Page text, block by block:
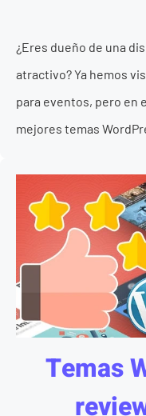
¿Eres dueño de una
atractivo? Ya hemos
para eventos, pero en
mejores temas
Temas